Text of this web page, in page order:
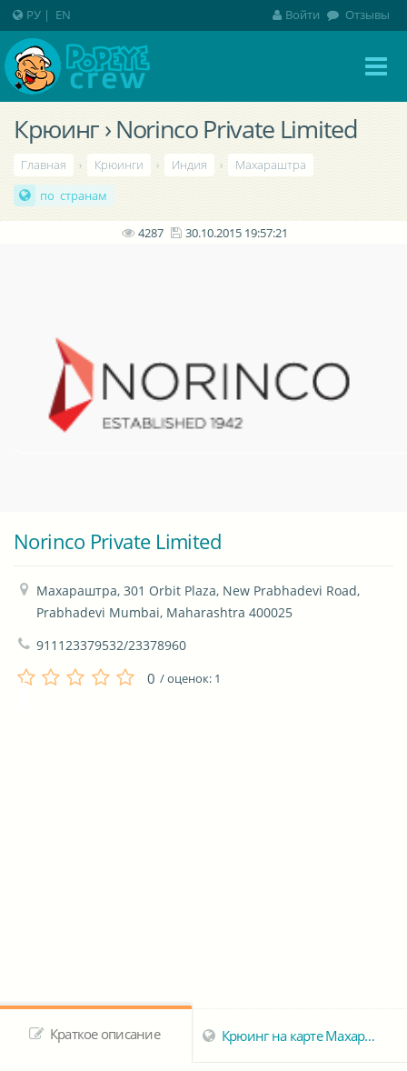
Крюинг › Norinco Private Limited
Главная › Крюинги › Индия ›
Махараштра
по странам
4287 30.10.2015 19:57:21
Norinco Private Limited
Махараштра, 301 Orbit Plaza, New Prabhadevi Road,
Prabhadevi Mumbai, Maharashtra 400025
911123379532/23378960
0 / оценок: 1
Краткое описание Крюинг на карте Махараштра
РУ | EN Войти Отзывы